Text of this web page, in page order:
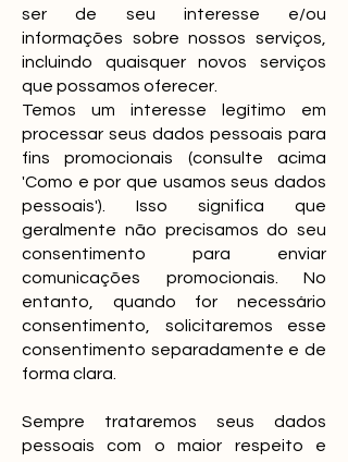
ser de seu interesse e/ou
informações sobre nossos serviços,
incluindo quaisquer novos serviços
que possamos oferecer.
Temos um interesse legítimo em
processar seus dados pessoais para
fins promocionais (consulte acima
'Como e por que usamos seus dados
pessoais'). Isso significa que
geralmente não precisamos do seu
consentimento para enviar
comunicações promocionais. No
entanto, quando for necessário
consentimento, solicitaremos esse
consentimento separadamente e de
forma clara.
Sempre trataremos seus dados
pessoais com o maior respeito e